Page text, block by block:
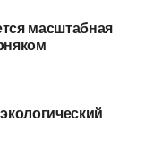
масштабная